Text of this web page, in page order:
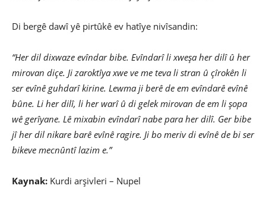
Di bergê dawî yê pirtûkê ev hatîye nivîsandin:
“Her dil dixwaze evîndar bibe. Evîndarî li xweşa her dilî û her
mirovan diçe. Ji zaroktîya xwe ve me teva li stran û çîrokên li
ser evînê guhdarî kirine. Lewma ji berê de em evîndarê evînê
bûne. Li her dilî, li her warî û di gelek mirovan de em li şopa
wê gerîyane. Lê mixabin evîndarî nabe para her dilî. Ger bibe
jî her dil nikare barê evînê ragire. Ji bo meriv di evînê de bi ser
bikeve mecnûntî lazim e.”
Kaynak: Kurdi arşivleri – Nupel